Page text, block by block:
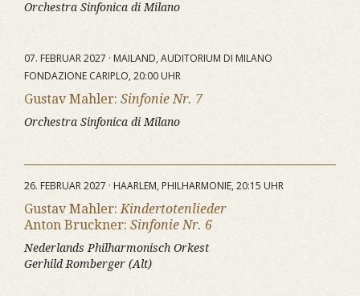
Orchestra Sinfonica di Milano
07. FEBRUAR 2027 · MAILAND, AUDITORIUM DI MILANO
FONDAZIONE CARIPLO, 20:00 UHR
Gustav Mahler: Sinfonie Nr. 7
Orchestra Sinfonica di Milano
26. FEBRUAR 2027 · HAARLEM, PHILHARMONIE, 20:15 UHR
Gustav Mahler:Kindertotenlieder
Anton Bruckner: Sinfonie Nr. 6
Nederlands Philharmonisch Orkest
Gerhild Romberger (Alt)